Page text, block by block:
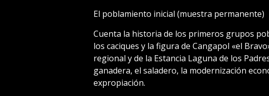
El poblamiento inicial (muestra permanente)
Cuenta la historia de los primeros grupos
los caciques y la figura de Cangapol «el
regional y de la Estancia Laguna de los
ganadera, el saladero, la modernización
expropiación.